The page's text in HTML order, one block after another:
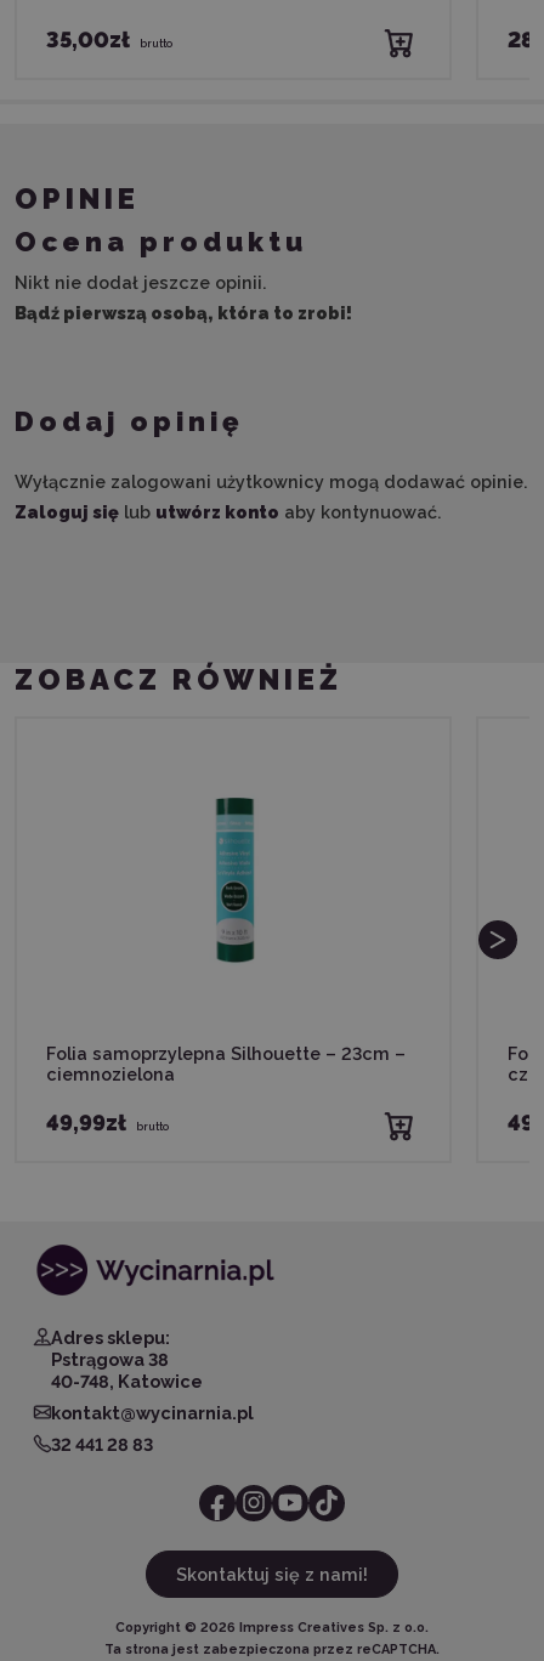
35,00zł brutto
OPINIE
Ocena produktu
Nikt nie dodał jeszcze opinii.
Bądź pierwszą osobą, która to zrobi!
Dodaj opinię
Wyłącznie zalogowani użytkownicy mogą dodawać opinie.
Zaloguj się lub utwórz konto aby kontynuować.
ZOBACZ RÓWNIEŻ
Folia samoprzylepna Silhouette – 23cm –
ciemnozielona
49,99zł brutto
Adres sklepu:
Pstrągowa 38
40-748, Katowice
kontakt@wycinarnia.pl
32 441 28 83
Skontaktuj się z nami!
Copyright © 2026 Impress Creatives Sp. z o.o.
Ta strona jest zabezpieczona przez reCAPTCHA.